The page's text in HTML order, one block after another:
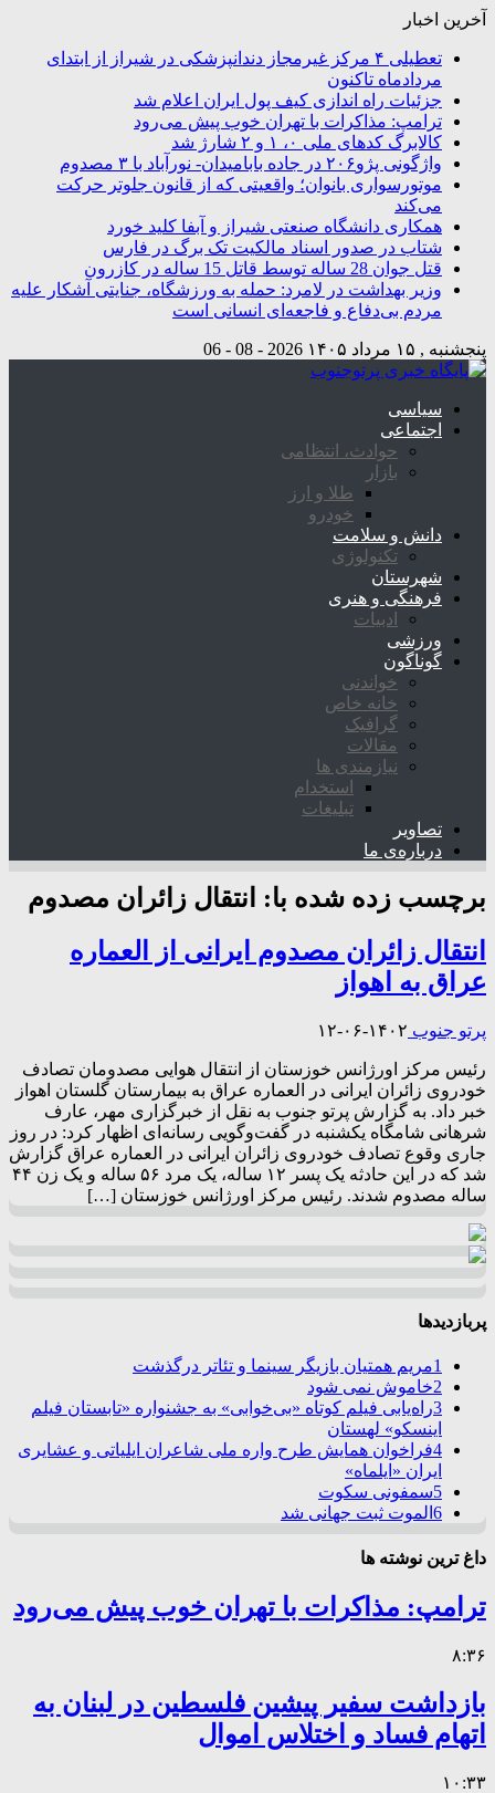
آخرین اخبار
تعطیلی ۴ مرکز غیرمجاز دندانپزشکی در شیراز از ابتدای
مردادماه تاکنون
جزئیات راه اندازی کیف پول ایران اعلام شد
ترامپ: مذاکرات با تهران خوب پیش می‌رود
کالابرگ کدهای ملی ۰، ۱ و ۲ شارژ شد
واژگونی پژو۲۰۶ در جاده بابامیدان- نورآباد با ۳ مصدوم
موتورسواری بانوان؛ واقعیتی که از قانون جلوتر حرکت
می‌کند
همکاری دانشگاه صنعتی شیراز و آبفا کلید خورد
شتاب در صدور اسناد مالکیت تک برگ در فارس
قتل جوان 28 ساله توسط قاتل 15 ساله در کازرون
وزیر بهداشت در لامرد: حمله به ورزشگاه، جنایتی آشکار علیه
مردم بی‌دفاع و فاجعه‌ای انسانی است
پنجشنبه , ۱۵ مرداد ۱۴۰۵ 2026 - 08 - 06
سیاسی
اجتماعی
حوادث، انتظامی
بازار
طلا و ارز
خودرو
دانش و سلامت
تکنولوژی
شهرستان
فرهنگی و هنری
ادبیات
ورزشی
گوناگون
خواندنی
خانه خاص
گرافیک
مقالات
نیازمندی ها
استخدام
تبلیغات
تصاویر
درباره‌ی ما
برچسب زده شده با:
انتقال زائران مصدوم
انتقال زائران مصدوم ایرانی از العماره
عراق به اهواز
پرتو جنوب ۱۴۰۲-۰۶-۱۲
رئیس مرکز اورژانس خوزستان از انتقال هوایی مصدومان تصادف
خودروی زائران ایرانی در العماره عراق به بیمارستان گلستان اهواز
خبر داد. به گزارش پرتو جنوب به نقل از خبرگزاری مهر، عارف
شرهانی شامگاه یکشنبه در گفت‌وگویی رسانه‌ای اظهار کرد: در روز
جاری وقوع تصادف خودروی زائران ایرانی در العماره عراق گزارش
شد که در این حادثه یک پسر ۱۲ ساله، یک مرد ۵۶ ساله و یک زن ۴۴
ساله مصدوم شدند. رئیس مرکز اورژانس خوزستان […]
پربازدیدها
1مریم همتیان بازیگر سینما و تئاتر درگذشت
2خاموش نمی شود
3راه‌یابی فیلم کوتاه «بی‌خوابی» به جشنواره «تابستان فیلم
اینسکو» لهستان
4فراخوان همایش طرح واره ملی شاعران ایلیاتی و عشایری
ایران «ایلماه»
5سمفونی سکوت
6 الموت ثبت جهانی شد
داغ ترین نوشته ها
ترامپ: مذاکرات با تهران خوب پیش می‌رود
۸:۳۶
بازداشت سفیر پیشین فلسطین در لبنان به
اتهام فساد و اختلاس اموال
۱۰:۳۳